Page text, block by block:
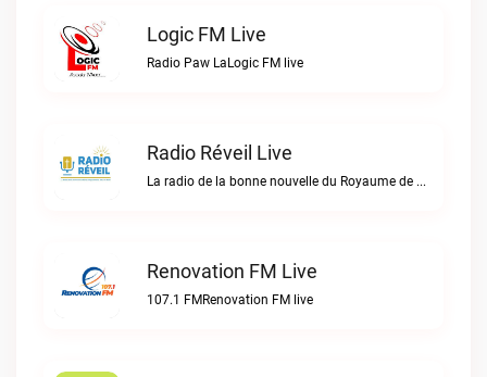
Logic FM Live
Radio Paw LaLogic FM live
Radio Réveil Live
La radio de la bonne nouvelle du Royaume de DIEU en Haïti.Radio Réveil live
Renovation FM Live
107.1 FMRenovation FM live